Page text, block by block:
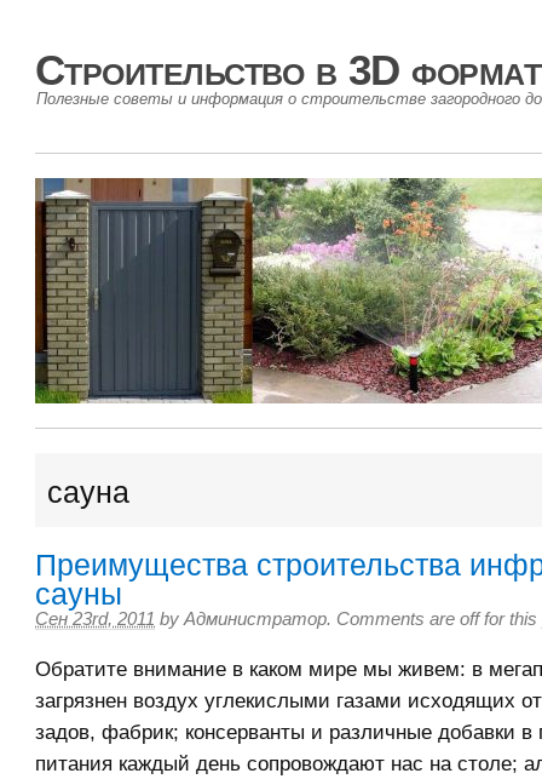
Строительство в 3D
Полезные советы и информация о строительстве загородного
сауна
Преимущества строительства
сауны
Сен 23rd, 2011 by Администратор. Comments are off for this
Обратите внимание в каком мире мы живем: в
загрязнен воздух углекислыми газами исходящих
задов, фабрик; консерванты и различные добавки в
питания каждый день сопровождают нас на столе;